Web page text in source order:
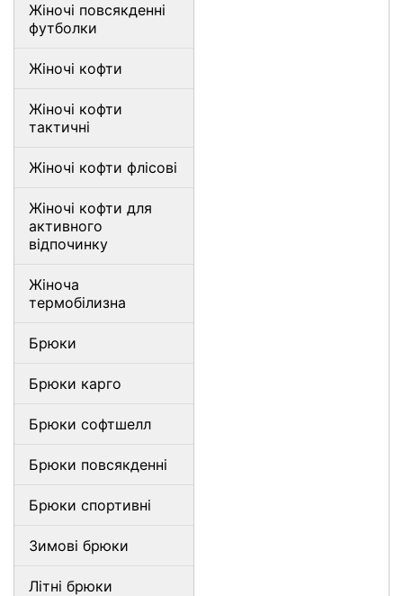
Жіночі повсякденні
футболки
Жіночі кофти
Жіночі кофти
тактичні
Жіночі кофти флісові
Жіночі кофти для
активного
відпочинку
Жіноча
термобілизна
Брюки
Брюки карго
Брюки софтшелл
Брюки повсякденні
Брюки спортивні
Зимові брюки
Літні брюки